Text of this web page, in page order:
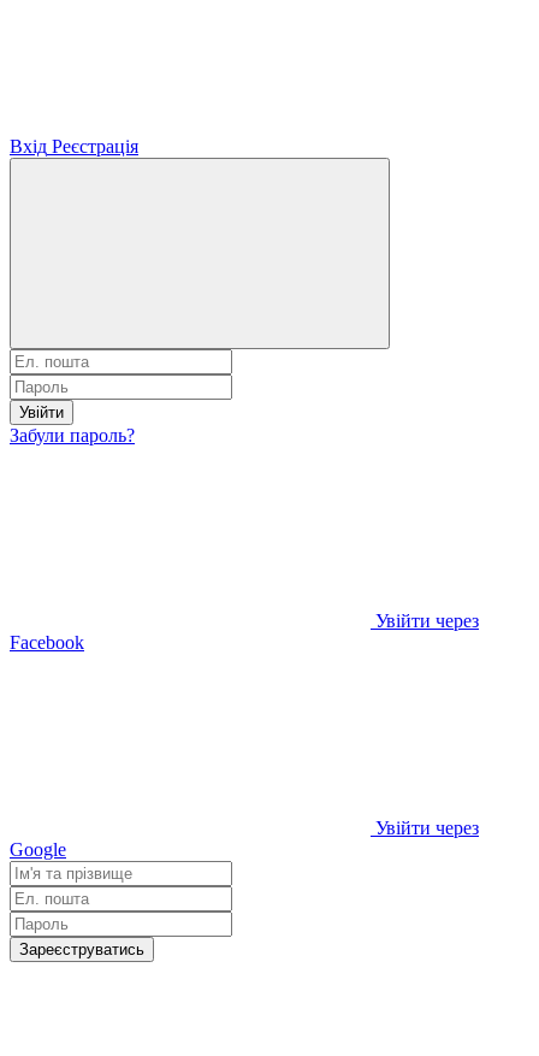
Вхід Реєстрація
Увійти
Забули пароль?
Увійти через
Facebook
Увійти через
Google
Зареєструватись